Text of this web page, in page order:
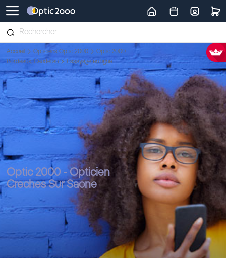
Retour vers la page d'accueil
Accueil Opticiens Optic 2000
Optic 2000
Bordeaux, Caudéran
Essayage en ligne
Optic 2000 - Opticien
Creches Sur Saone